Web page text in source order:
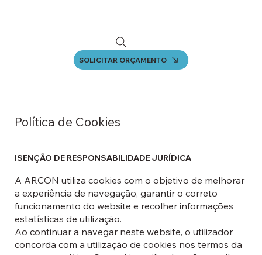
SOLICITAR ORÇAMENTO
Política de Cookies
ISENÇÃO DE RESPONSABILIDADE JURÍDICA
A ARCON utiliza cookies com o objetivo de melhorar
a experiência de navegação, garantir o correto
funcionamento do website e recolher informações
estatísticas de utilização.
Ao continuar a navegar neste website, o utilizador
concorda com a utilização de cookies nos termos da